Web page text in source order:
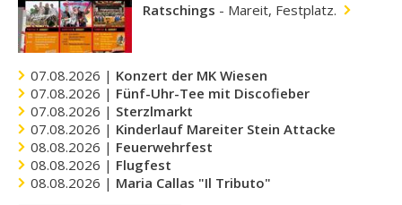
Ratschings - Mareit, Festplatz.
07.08.2026 | Konzert der MK Wiesen
07.08.2026 | Fünf-Uhr-Tee mit Discofieber
07.08.2026 | Sterzlmarkt
07.08.2026 | Kinderlauf Mareiter Stein Attacke
08.08.2026 | Feuerwehrfest
08.08.2026 | Flugfest
08.08.2026 | Maria Callas "Il Tributo"